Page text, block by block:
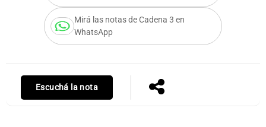
Mirá las notas de Cadena 3 en
WhatsApp
Escuchá la nota